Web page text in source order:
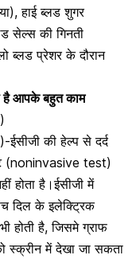
हाई ब्लड शुगर
सेल्स की गिनती
ब्लड प्रेशर के दौरान
है आपके बहुत काम
ईसीजी की हेल्प से दर्द
(noninvasive test)
होता है।ईसीजी में
दिल के इलेक्ट्रिक
होती है, जिसमे ग्राफ
स्क्रीन में देखा जा सकता